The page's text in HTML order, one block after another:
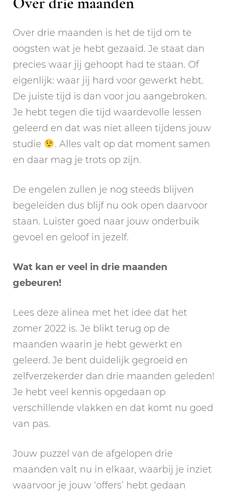
Over drie maanden is het de tijd om te
oogsten wat je hebt gezaaid. Je staat dan
precies waar jij gehoopt had te staan. Of
eigenlijk: waar jij hard voor gewerkt hebt.
De juiste tijd is dan voor jou aangebroken.
Je hebt tegen die tijd waardevolle lessen
geleerd en dat was niet alleen tijdens jouw
studie
. Alles valt op dat moment samen
en daar mag je trots op zijn.
De engelen zullen je nog steeds blijven
begeleiden dus blijf nu ook open daarvoor
staan. Luister goed naar jouw onderbuik
gevoel en geloof in jezelf.
Wat kan er veel in drie maanden
gebeuren!
Lees deze alinea met het idee dat het
zomer 2022 is. Je blikt terug op de
maanden waarin je hebt gewerkt en
geleerd. Je bent duidelijk gegroeid en
zelfverzekerder dan drie maanden geleden!
Je hebt veel kennis opgedaan op
verschillende vlakken en dat komt nu goed
van pas.
Jouw puzzel van de afgelopen drie
maanden valt nu in elkaar, waarbij je inziet
waarvoor je jouw ‘offers’ hebt gedaan